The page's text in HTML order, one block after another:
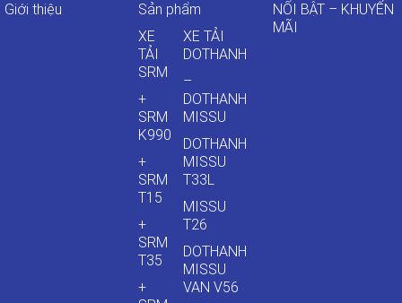
Giới thiệu
Sản phẩm
XE
TẢI
SRM
+
SRM
K990
+
SRM
T15
+
SRM
T35
+
XE TẢI
DOTHANH
–
DOTHANH
MISSU
DOTHANH
MISSU
T33L
MISSU
T26
DOTHANH
MISSU
VAN V56
NỔI BẬT – KHUYẾN
MÃI